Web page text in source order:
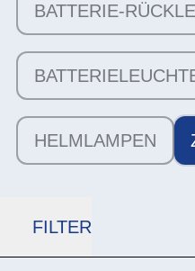
BATTERIE-
HELMLAMPEN
FILTER